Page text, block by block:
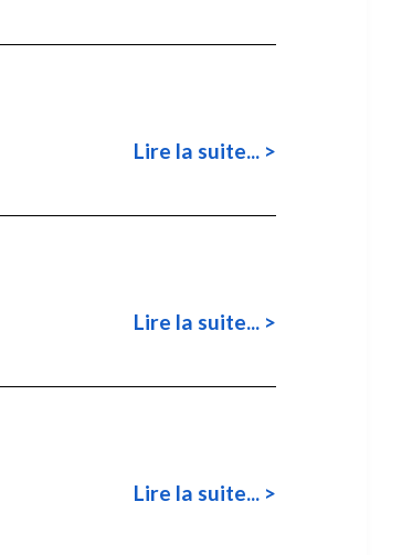
Lire la suite... >
Lire la suite... >
Lire la suite... >